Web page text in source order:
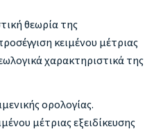
θεωρία της
κειμένου μέτριας
χαρακτηριστικά της
ορολογίας.
μέτριας εξειδίκευσης